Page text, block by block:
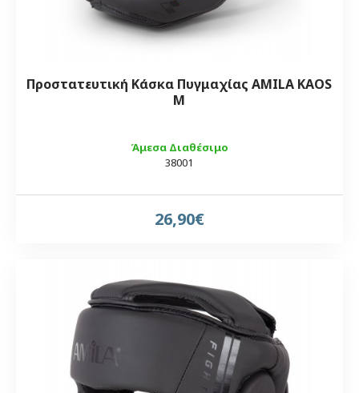
Άμεσα Διαθέσιμο
38001
Προστατευτική Κάσκα Πυγμαχίας AMILA KAOS
M
26,90€